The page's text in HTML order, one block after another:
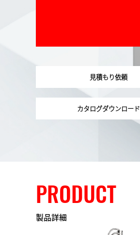
見積もり依頼
カタログダウンロード
PRODUCT
製品詳細